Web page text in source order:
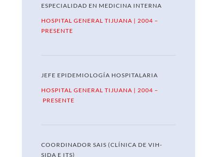
ESPECIALIDAD EN MEDICINA INTERNA
HOSPITAL GENERAL TIJUANA | 2004 –
PRESENTE
JEFE EPIDEMIOLOGÍA HOSPITALARIA
HOSPITAL GENERAL TIJUANA | 2004 –
PRESENTE
COORDINADOR SAIS (CLÍNICA DE VIH-
SIDA E ITS)